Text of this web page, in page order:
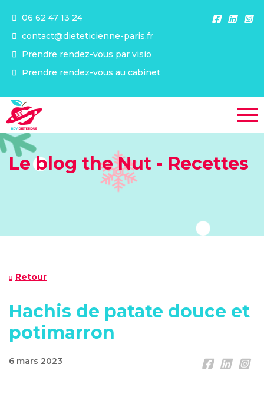
06 62 47 13 24
contact@dieteticienne-paris.fr
Prendre rendez-vous par visio
Prendre rendez-vous au cabinet
Le blog the Nut - Recettes
Retour
Hachis de patate douce et
potimarron
6 mars 2023